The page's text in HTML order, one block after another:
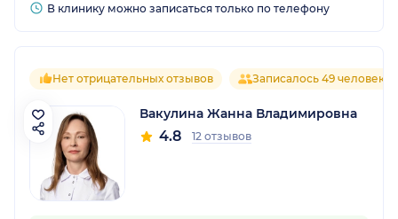
В клинику можно записаться только по телефону
Нет отрицательных отзывов Записалось 49 человек
Вакулина Жанна Владимировна
4.8 12 отзывов